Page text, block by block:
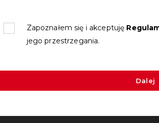
Zapoznałem się i akceptuję
jego przestrzegania.
Dalej